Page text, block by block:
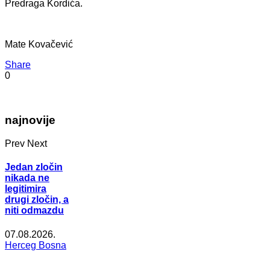
Predraga Kordića.
Mate Kovačević
Share
0
najnovije
Prev Next
Jedan zločin
nikada ne
legitimira
drugi zločin, a
niti odmazdu
07.08.2026.
Herceg Bosna